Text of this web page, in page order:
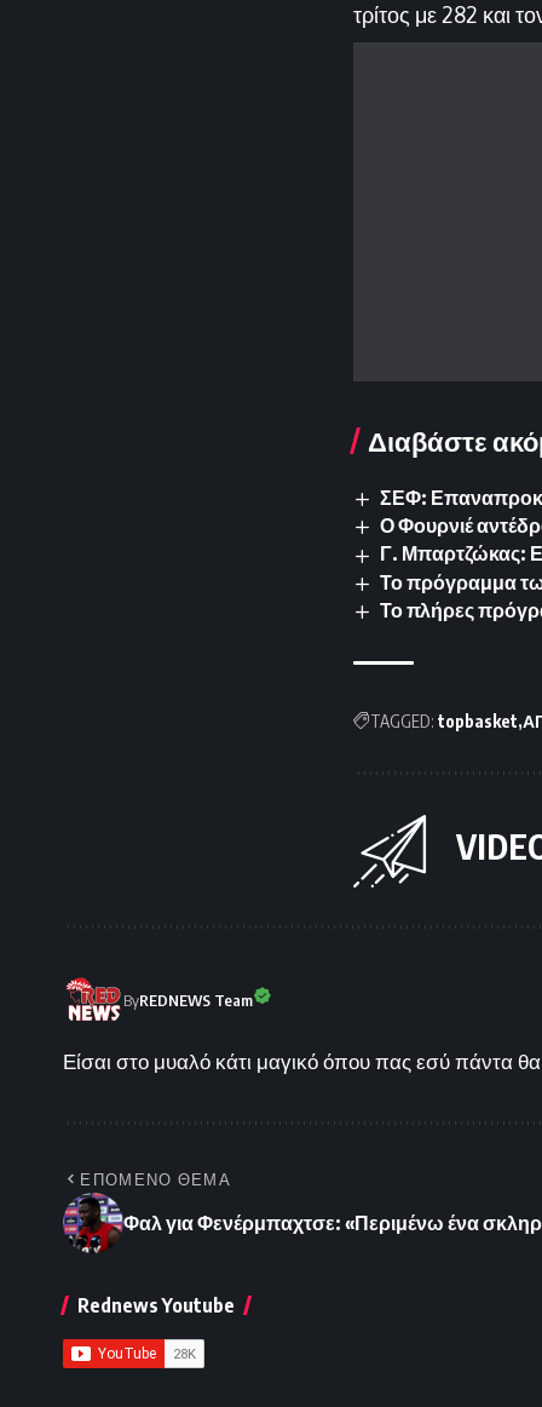
τρίτος με 282 και
Διαβάστε
ΣΕΦ:
Ο Φουρνιέ
Γ. Μπαρτζώκας:
Το πρόγραμμα
Το πλήρες
TAGGED: topbasket
ByREDNEWS Team
Είσαι στο μυαλό κάτι μαγικό όπου πας εσύ πάντα
ΕΠΟΜΕΝΟ ΘΕΜΑ
Φαλ για Φενέρμπαχτσε: «Περιμένω ένα
Rednews Youtube